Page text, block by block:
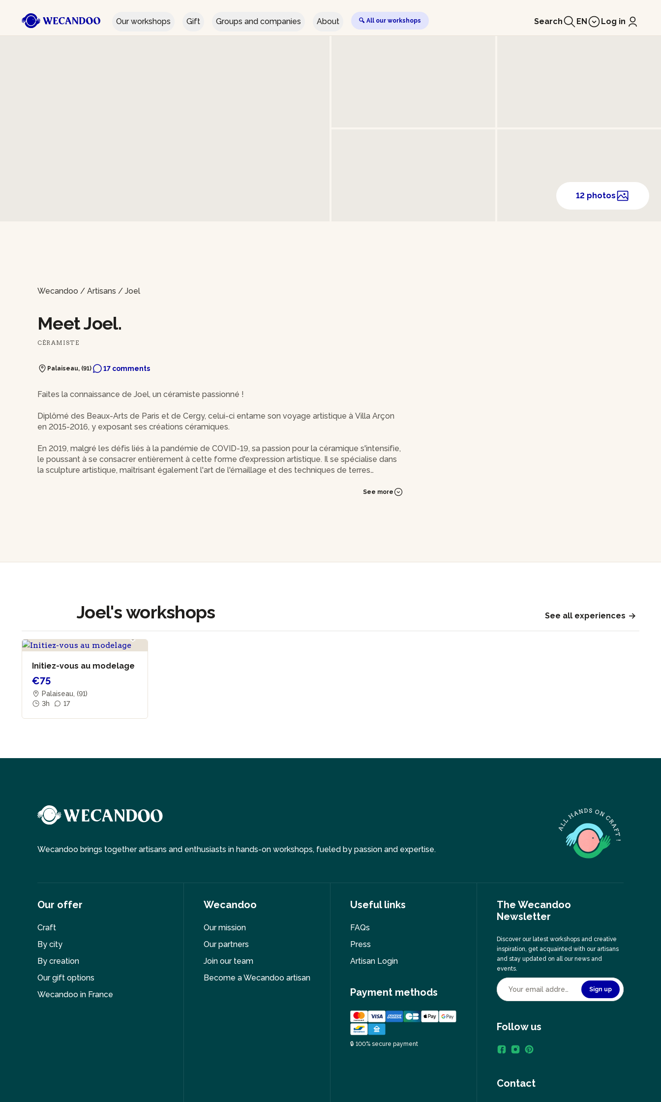
Our workshops Gift Groups and companies About 🔍 All our workshops Search EN Log in
12 photos
Wecandoo / Artisans / Joel
Meet Joel.
CÉRAMISTE
Palaiseau, (91) 17 comments
Faites la connaissance de Joel, un céramiste passionné !
Diplômé des Beaux-Arts de Paris et de Cergy, celui-ci entame son voyage artistique à Villa Arçon
en 2015-2016, y exposant ses créations céramiques.
En 2019, malgré les défis liés à la pandémie de COVID-19, sa passion pour la céramique s'intensifie,
le poussant à se consacrer entièrement à cette forme d'expression artistique. Il se spécialise dans
la sculpture artistique, maîtrisant également l'art de l'émaillage et des techniques de terres
See more
Joel's workshops See all experiences
Initiez-vous au modelage
€75
Palaiseau, (91)
3h
17
Wecandoo brings together artisans and enthusiasts in hands-on workshops, fueled by passion and expertise.
Our offer
Craft
By city
By creation
Our gift options
Wecandoo in France
Wecandoo
Our mission
Our partners
Join our team
Become a Wecandoo artisan
Useful links
FAQs
Press
Artisan Login
Payment methods
🔒 100% secure payment
The Wecandoo
Newsletter
Discover our latest workshops and creative
inspiration, get acquainted with our artisans
and stay updated on all our news and
events.
Sign up
Follow us
Contact